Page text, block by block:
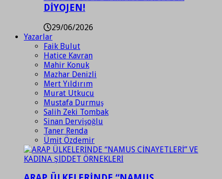
DİYOJEN!
29/06/2026
Yazarlar
Faik Bulut
Hatice Kavran
Mahir Konuk
Mazhar Denizli
Mert Yıldırım
Murat Utkucu
Mustafa Durmuş
Salih Zeki Tombak
Sinan Dervişoğlu
Taner Renda
Ümit Özdemir